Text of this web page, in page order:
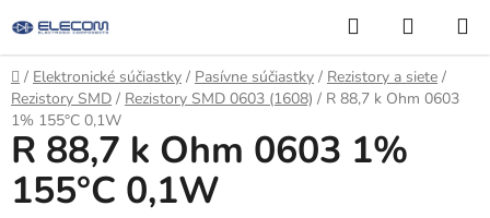
na
obsah
Hľadať
KOŠÍK
Domov
/ Elektronické súčiastky / Pasívne súčiastky / Rezistory a siete /
Rezistory SMD / Rezistory SMD 0603 (1608) / R 88,7 k Ohm 0603
1% 155°C 0,1W
R 88,7 k Ohm 0603 1%
155°C 0,1W